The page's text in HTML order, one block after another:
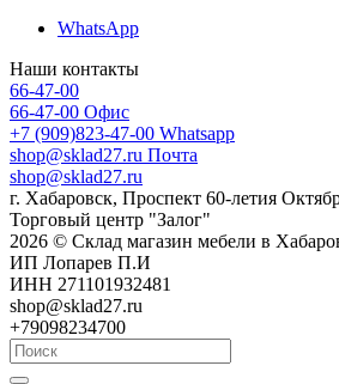
WhatsApp
Наши контакты
66-47-00
66-47-00 Офис
+7 (909)823-47-00 Whatsapp
shop@sklad27.ru Почта
shop@sklad27.ru
г. Хабаровск, Проспект 60-летия
Торговый центр "Залог"
2026 © Склад магазин мебели в
ИП Лопарев П.И
ИНН 271101932481
shop@sklad27.ru
+79098234700